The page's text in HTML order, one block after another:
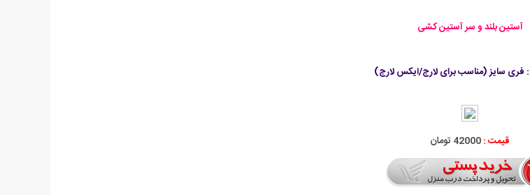
آستین بلند و سر آستین کشی
: فری سایز (مناسب برای لارج/ایکس لارج)
قیمت :42000 تومان